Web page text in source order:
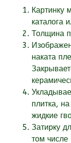
Картинку
каталога
Толщина
наката
плитка,
жидкие
Затирку
том числе